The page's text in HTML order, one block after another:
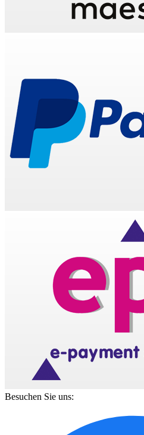
Besuchen Sie uns: